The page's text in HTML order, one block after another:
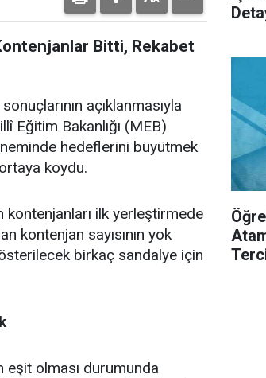
Bitti, Rekabet
açıklanmasıyla
Eğitim Bakanlığı (MEB)
hedeflerini büyütmek
koydu.
kontenjanları ilk yerleştirmede
kontenjan sayısının yok
birkaç sandalye için
eşit olması durumunda